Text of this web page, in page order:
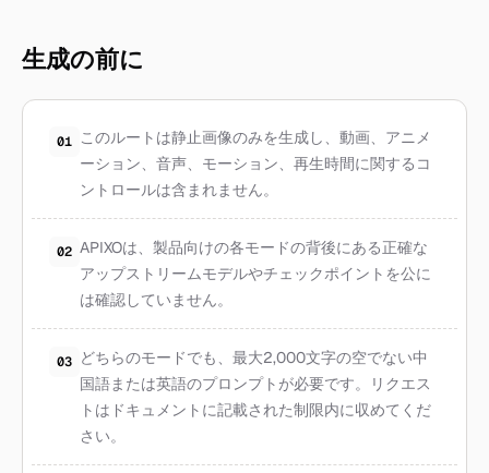
生成の前に
01 このルートは静止画像のみを生成し、動画、アニメ
ーション、音声、モーション、再生時間に関するコ
ントロールは含まれません。
02 APIXOは、製品向けの各モードの背後にある正確な
アップストリームモデルやチェックポイントを公に
は確認していません。
03 どちらのモードでも、最大2,000文字の空でない中
国語または英語のプロンプトが必要です。リクエス
トはドキュメントに記載された制限内に収めてくだ
さい。